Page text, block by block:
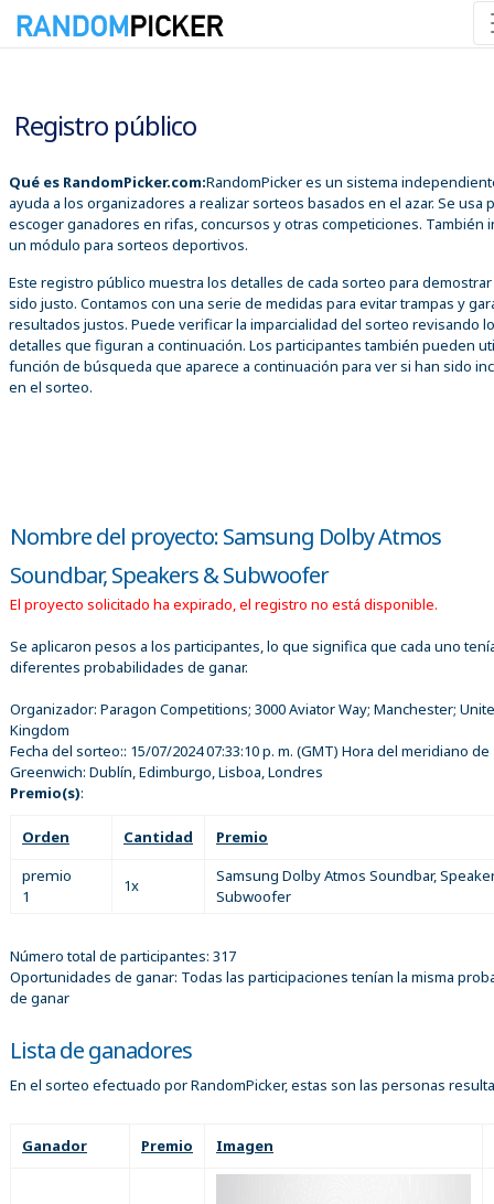
Registro público
Qué es RandomPicker.com:RandomPicker es un sistema
ayuda a los organizadores a realizar sorteos basados en el azar. Se usa
escoger ganadores en rifas, concursos y otras competiciones. También
un módulo para sorteos deportivos.
Este registro público muestra los detalles de cada sorteo para
sido justo. Contamos con una serie de medidas para evitar trampas y
resultados justos. Puede verificar la imparcialidad del sorteo revisando
detalles que figuran a continuación. Los participantes también pueden
función de búsqueda que aparece a continuación para ver si han sido
en el sorteo.
Nombre del proyecto: Samsung Dolby Atmos
Soundbar, Speakers & Subwoofer
El proyecto solicitado ha expirado, el registro no está disponible.
Se aplicaron pesos a los participantes, lo que significa que cada uno
diferentes probabilidades de ganar.
Organizador: Paragon Competitions; 3000 Aviator Way; Manchester;
Kingdom
Fecha del sorteo:: 15/07/2024 07:33:10 p. m. (GMT) Hora del meridiano de
Greenwich: Dublín, Edimburgo, Lisboa, Londres
Premio(s):
Orden Cantidad
Premio
premio
1
1x
Samsung Dolby Atmos Soundbar,
Subwoofer
Número total de participantes: 317
Oportunidades de ganar: Todas las participaciones tenían la misma
de ganar
Lista de ganadores
En el sorteo efectuado por RandomPicker, estas son las personas
Ganador Premio Imagen